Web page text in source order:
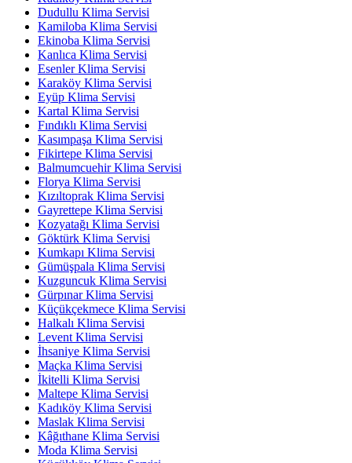
Dudullu Klima Servisi
Kamiloba Klima Servisi
Ekinoba Klima Servisi
Kanlıca Klima Servisi
Esenler Klima Servisi
Karaköy Klima Servisi
Eyüp Klima Servisi
Kartal Klima Servisi
Fındıklı Klima Servisi
Kasımpaşa Klima Servisi
Fikirtepe Klima Servisi
Balmumcuehir Klima Servisi
Florya Klima Servisi
Kızıltoprak Klima Servisi
Gayrettepe Klima Servisi
Kozyatağı Klima Servisi
Göktürk Klima Servisi
Kumkapı Klima Servisi
Gümüşpala Klima Servisi
Kuzguncuk Klima Servisi
Gürpınar Klima Servisi
Küçükçekmece Klima Servisi
Halkalı Klima Servisi
Levent Klima Servisi
İhsaniye Klima Servisi
Maçka Klima Servisi
İkitelli Klima Servisi
Maltepe Klima Servisi
Kadıköy Klima Servisi
Maslak Klima Servisi
Kâğıthane Klima Servisi
Moda Klima Servisi